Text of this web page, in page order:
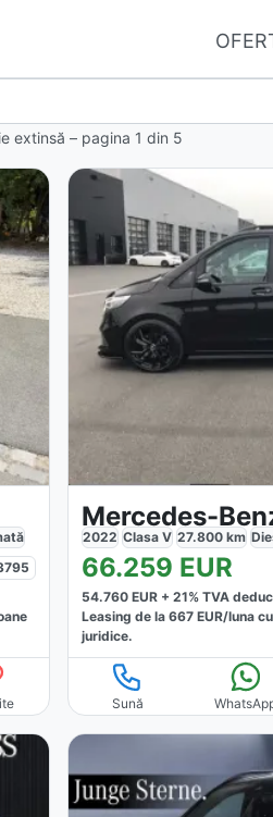
extinsă – pagina 1 din 5
Mercedes-
2022 Clasa V 27.800km
66.259 EUR
54.760EUR + 21% TVA
Leasing de la 667EUR/lunacu
juridice.
Sună